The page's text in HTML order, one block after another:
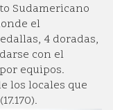
Sudamericano
el
4 doradas,
con el
equipos.
los locales que